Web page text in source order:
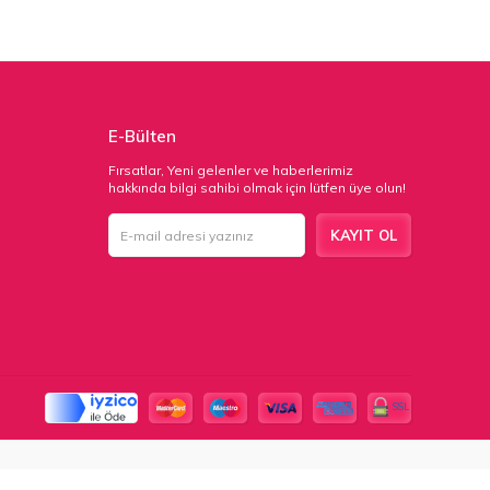
E-Bülten
Fırsatlar, Yeni gelenler ve haberlerimiz
hakkında bilgi sahibi olmak için lütfen üye olun!
KAYIT OL